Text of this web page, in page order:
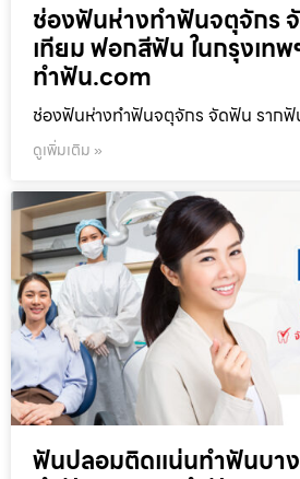
ช่องฟันห่างทำฟันจตุจักร
เทียม ฟอกสีฟัน ในกรุงเท
ทำฟัน.com
ช่องฟันห่างทำฟันจตุจักร จัดฟัน รากฟั
ดูเพิ่มเติม »
ฟันปลอมติดแน่นทำฟันบา